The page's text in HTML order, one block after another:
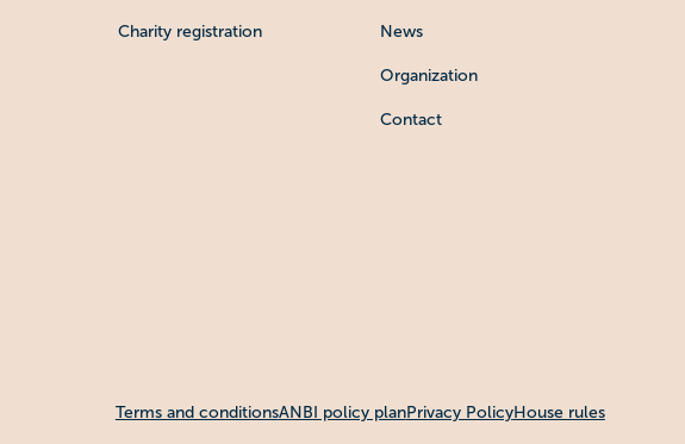
Charity registration News
Organization
Contact
Terms and conditionsANBI policy planPrivacy PolicyHouse rules